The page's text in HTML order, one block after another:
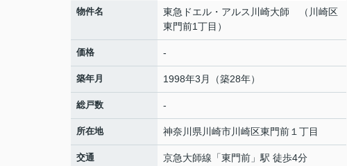
物件名
東急ドエル・アルス川崎大師 （川崎区
東門前1丁目）
価格 -
築年月 1998年3月（築28年）
総戸数 -
所在地 神奈川県 川崎市川崎区東門前 １丁目
交通 京急大師線 「東門前 」駅 徒歩4分